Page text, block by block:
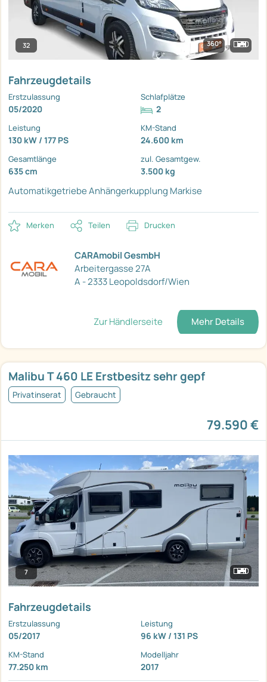
32 360°
Fahrzeugdetails
Erstzulassung
05/2020
Schlafplätze
2
Leistung
130 kW / 177 PS
KM-Stand
24.600 km
Gesamtlänge
635 cm
zul. Gesamtgew.
3.500 kg
AutomatikgetriebeAnhängerkupplung Markise
Merken Teilen Drucken
CARAmobil GesmbH
Arbeitergasse 27A
A - 2333 Leopoldsdorf/Wien
Zur Händlerseite Mehr Details
Malibu T 460 LE Erstbesitz sehr gepf
Privatinserat Gebraucht
79.590 €
7
Fahrzeugdetails
Erstzulassung
05/2017
Leistung
96 kW / 131 PS
KM-Stand
77.250 km
Modelljahr
2017